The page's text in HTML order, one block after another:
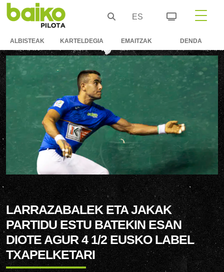
ES
ALBISTEAK KARTELDEGIA EMAITZAK DENDA
LARRAZABALEK ETA JAKAK
PARTIDU ESTU BATEKIN ESAN
DIOTE AGUR 4 1/2 EUSKO LABEL
TXAPELKETARI